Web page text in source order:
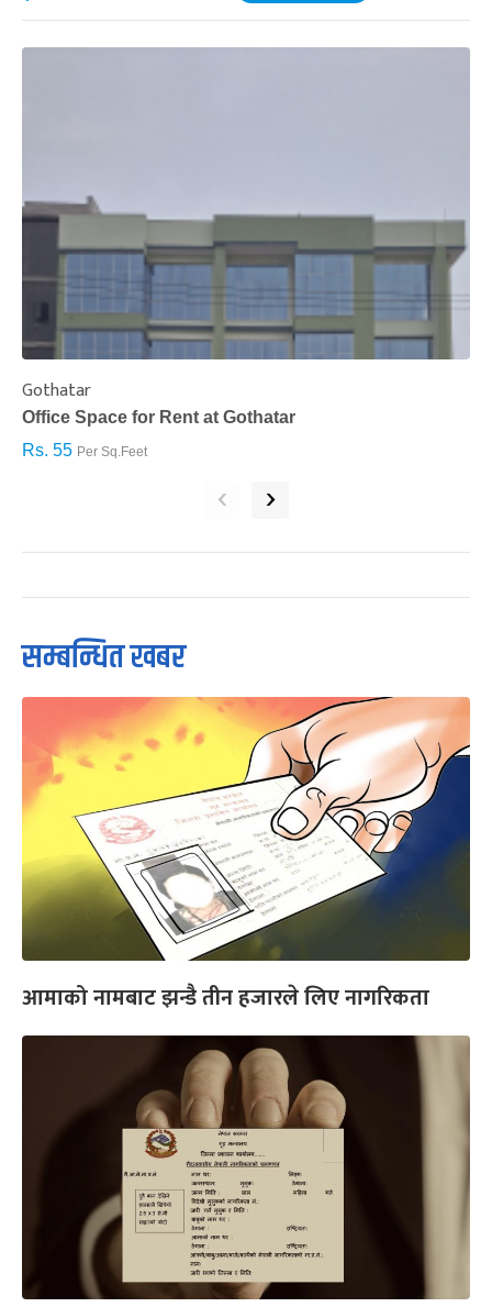
Gothatar
Office Space for Rent at Gothatar
Rs. 55 Per Sq.Feet
‹ ›
सम्बन्धित खबर
आमाको नामबाट झन्डै तीन हजारले लिए नागरिकता